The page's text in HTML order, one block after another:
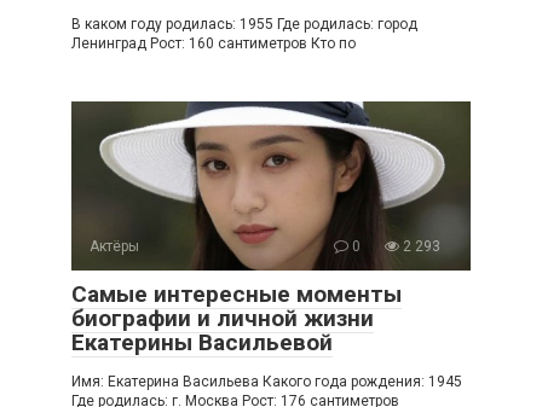
В каком году родилась: 1955 Где родилась: город
Ленинград Рост: 160 сантиметров Кто по
Актёры 0 2 293
Самые интересные моменты
биографии и личной жизни
Екатерины Васильевой
Имя: Екатерина Васильева Какого года рождения: 1945
Где родилась: г. Москва Рост: 176 сантиметров